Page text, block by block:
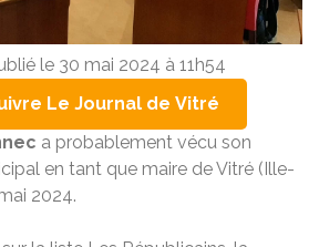
le 30 mai 2024 à 11h54
Le Journal de Vitré
a probablement vécu son
en tant que maire de Vitré (Ille-
2024.